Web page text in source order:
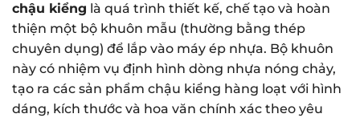
chậu kiểng là quá trình thiết kế, chế tạo và hoàn
thiện một bộ khuôn mẫu (thường bằng thép
chuyên dụng) để lắp vào máy ép nhựa. Bộ khuôn
này có nhiệm vụ định hình dòng nhựa nóng chảy,
tạo ra các sản phẩm chậu kiểng hàng loạt với hình
dáng, kích thước và hoa văn chính xác theo yêu